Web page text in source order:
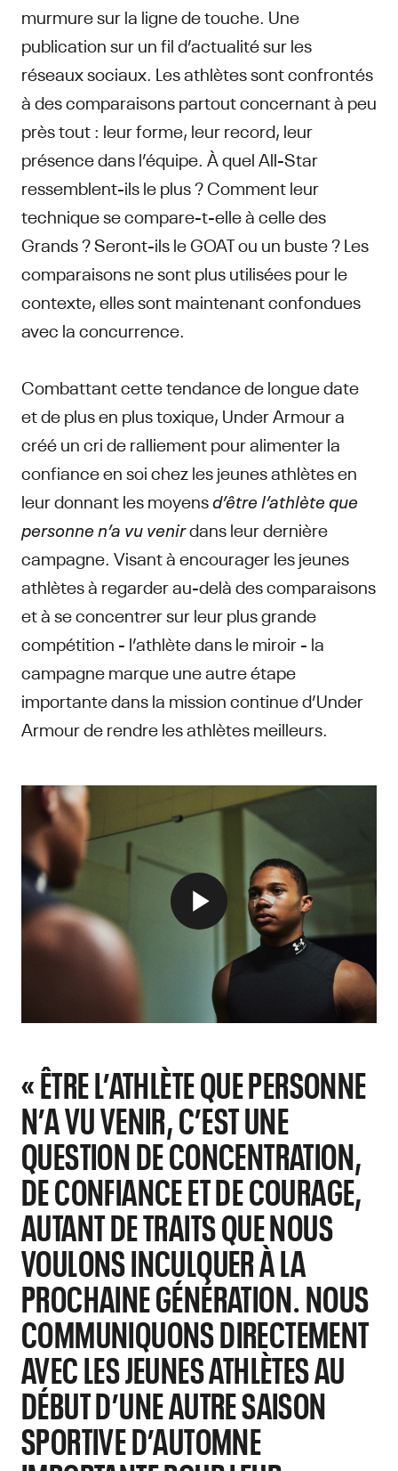
murmure sur la ligne de touche. Une
publication sur un fil d’actualité sur les
réseaux sociaux. Les athlètes sont confrontés
à des comparaisons partout concernant à peu
près tout : leur forme, leur record, leur
présence dans l’équipe. À quel All-Star
ressemblent-ils le plus ? Comment leur
technique se compare-t-elle à celle des
Grands ? Seront-ils le GOAT ou un buste ? Les
comparaisons ne sont plus utilisées pour le
contexte, elles sont maintenant confondues
avec la concurrence.
Combattant cette tendance de longue date
et de plus en plus toxique, Under Armour a
créé un cri de ralliement pour alimenter la
confiance en soi chez les jeunes athlètes en
leur donnant les moyensd’être l’athlète que
personne n’a vu venirdans leur dernière
campagne. Visant à encourager les jeunes
athlètes à regarder au-delà des comparaisons
et à se concentrer sur leur plus grande
compétition - l’athlète dans le miroir - la
campagne marque une autre étape
importante dans la mission continue d’Under
Armour de rendre les athlètes meilleurs.
« ÊTRE L’ATHLÈTE QUE PERSONNE
N’A VU VENIR, C’EST UNE
QUESTION DE CONCENTRATION,
DE CONFIANCE ET DE COURAGE,
AUTANT DE TRAITS QUE NOUS
VOULONS INCULQUER À LA
PROCHAINE GÉNÉRATION. NOUS
COMMUNIQUONS DIRECTEMENT
AVEC LES JEUNES ATHLÈTES AU
DÉBUT D’UNE AUTRE SAISON
SPORTIVE D’AUTOMNE